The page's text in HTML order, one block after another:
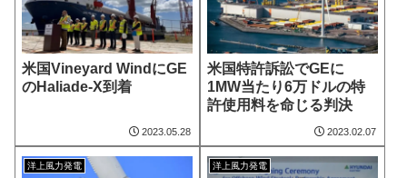
米国Vineyard WindにGE
のHaliade-X到着
2023.05.28
米国特許訴訟でGEに
1MW当たり6万ドルの特
許使用料を命じる判決
2023.02.07
洋上風力発電 洋上風力発電